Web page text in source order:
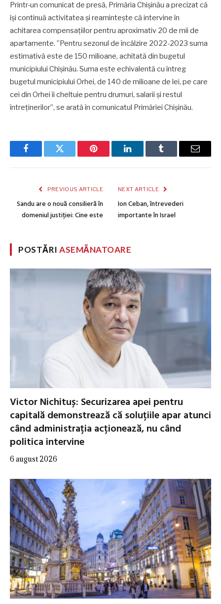
Printr-un comunicat de presă, Primăria Chișinău a precizat că
își continuă activitatea și reamintește că intervine în
achitarea compensațiilor pentru aproximativ 20 de mii de
apartamente. ”Pentru sezonul de încălzire 2022-2023 suma
estimativă este de 150 milioane, achitată din bugetul
municipiului Chișinău. Suma este echivalentă cu întreg
bugetul municipiului Orhei, de 140 de milioane de lei, pe care
cei din Orhei îi cheltuie pentru drumuri, salarii și restul
întreținerilor”, se arată în comunicatul Primăriei Chișinău.
FacebookTwitter Pinterest LinkedInTumblr Email
PREVIOUS ARTICLE
Sandu are o nouă consilieră în
domeniul justiției: Cine este
NEXT ARTICLE
Ion Ceban, întrevederi
importante în Israel
POSTĂRIASEMĂNATOARE
Victor Nichituș: Securizarea apei pentru
capitală demonstrează că soluțiile apar atunci
când administrația acționează, nu când
politica intervine
6 august 2026